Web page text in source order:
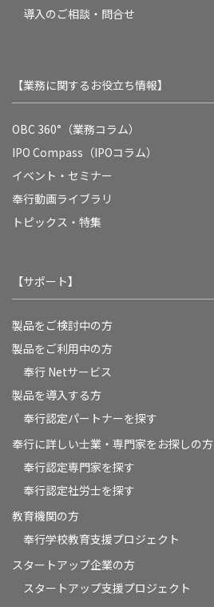
導入のご相談・問合せ
【業務に関するお役立ち情報】
OBC 360°（業務コラム）
IPO Compass（IPOコラム）
イベント・セミナー
奉行動画ライブラリ
トピックス・特集
【サポート】
製品をご検討中の方
製品をご利用中の方
奉行 Netサービス
製品を導入する方
奉行認定パートナーを探す
奉行に詳しい士業・専門家をお探しの方
奉行認定専門家を探す
奉行認定社労士を探す
教育機関の方
奉⾏学校教育⽀援プロジェクト
スタートアップ企業の方
スタートアップ支援プロジェクト